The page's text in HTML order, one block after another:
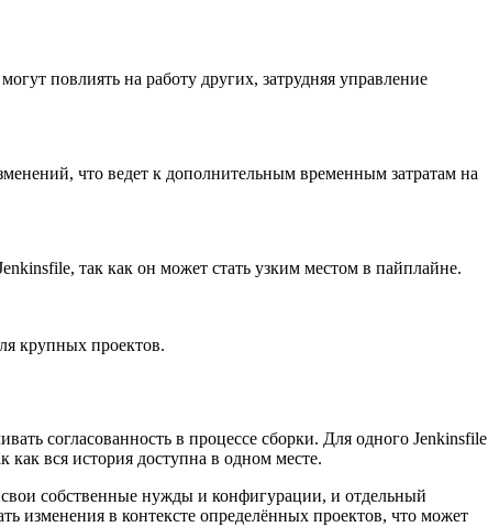
повлиять на работу других, затрудняя управление
что ведет к дополнительным временным затратам на
так как он может стать узким местом в пайплайне.
крупных проектов.
согласованность в процессе сборки. Для одного Jenkinsfile
вся история доступна в одном месте.
собственные нужды и конфигурации, и отдельный
изменения в контексте определённых проектов, что может